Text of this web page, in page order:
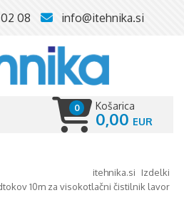
08 info@itehnika.si
Košarica
0
0,00
itehnika.si
izdelki
10m za visokotlačni čistilnik lavor